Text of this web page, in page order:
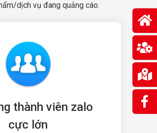
dịch vụ đang quảng cáo.
thành viên zalo
cực lớn